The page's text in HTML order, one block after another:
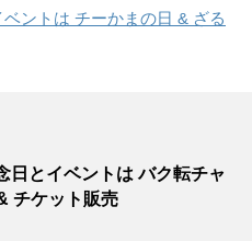
ントは チーかまの日 & ざる
日とイベントは バク転チャ
チケット販売